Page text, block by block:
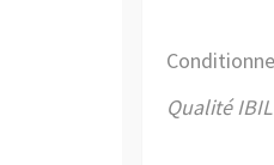
Qualité